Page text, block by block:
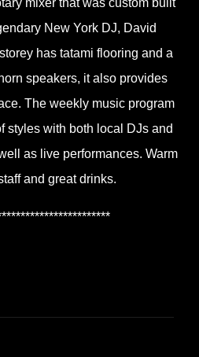
mixer that was custom built
New York DJ, David
has tatami flooring and a
speakers, it also provides
The weekly music program
styles with both local DJs and
as live performances. Warm
and great drinks.